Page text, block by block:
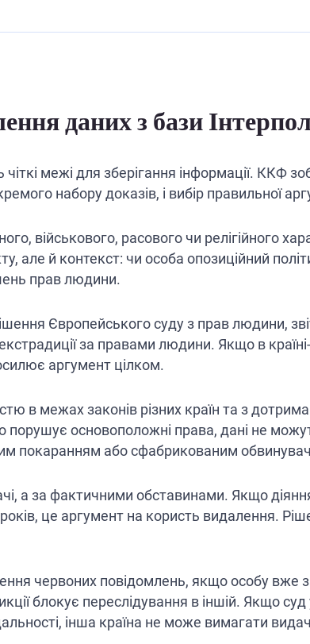
даних з бази
межі для зберігання інформації. ККФ
набору доказів, і вибір правильної
військового, расового чи релігійного
але й контекст: чи особа опозиційний
прав людини.
Європейського суду з прав людини,
за правами людини. Якщо в
аргумент цілком.
в межах законів різних країн та з
основоположні права, дані не
покаранням або сфабрикованим
а за фактичними обставинами. Якщо
це аргумент на користь видалення.
червоних повідомлень, якщо особу вже
блокує переслідування в іншій. Якщо
інша країна не може вимагати